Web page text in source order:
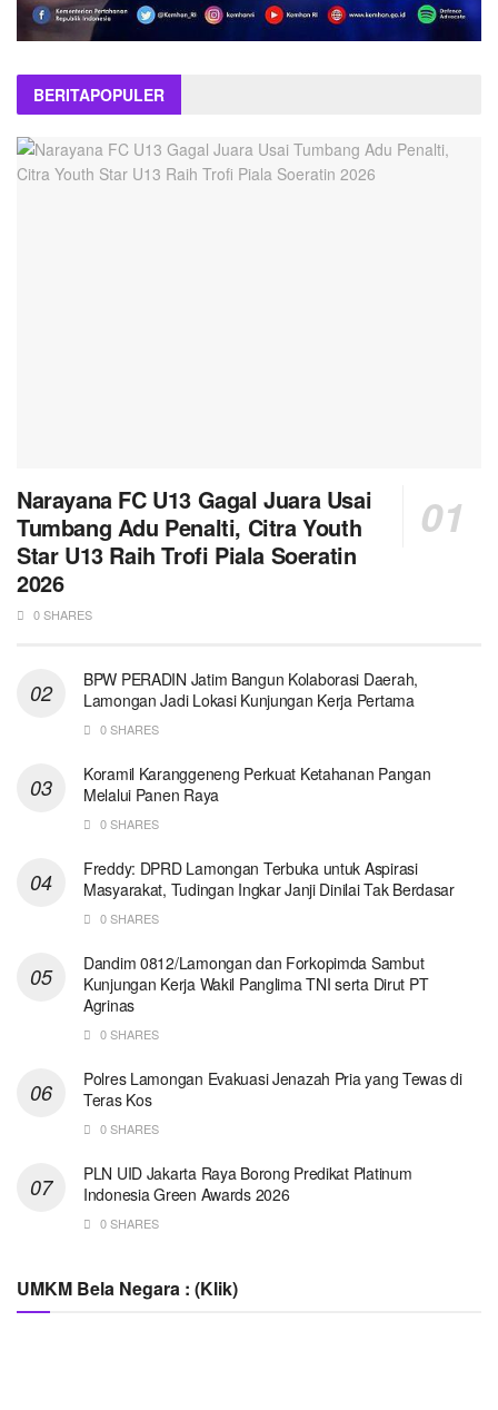
BERITAPOPULER
Narayana FC U13 Gagal Juara Usai
Tumbang Adu Penalti, Citra Youth
Star U13 Raih Trofi Piala Soeratin
2026
0 SHARES
BPW PERADIN Jatim Bangun Kolaborasi Daerah,
Lamongan Jadi Lokasi Kunjungan Kerja Pertama
0 SHARES
Koramil Karanggeneng Perkuat Ketahanan Pangan
Melalui Panen Raya
0 SHARES
Freddy: DPRD Lamongan Terbuka untuk Aspirasi
Masyarakat, Tudingan Ingkar Janji Dinilai Tak Berdasar
0 SHARES
Dandim 0812/Lamongan dan Forkopimda Sambut
Kunjungan Kerja Wakil Panglima TNI serta Dirut PT
Agrinas
0 SHARES
Polres Lamongan Evakuasi Jenazah Pria yang Tewas di
Teras Kos
0 SHARES
PLN UID Jakarta Raya Borong Predikat Platinum
Indonesia Green Awards 2026
0 SHARES
UMKM Bela Negara : (Klik)